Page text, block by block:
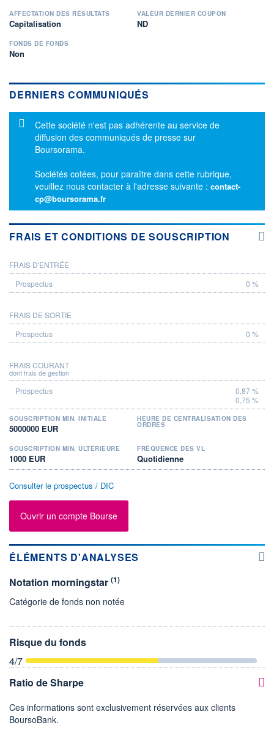
AFFECTATION DES RÉSULTATS
Capitalisation
VALEUR DERNIER COUPON
ND
FONDS DE FONDS
Non
DERNIERS COMMUNIQUÉS
Message d'information
Cette société n'est pas adhérente au service de
diffusion des communiqués de presse sur
Boursorama.
Sociétés cotées, pour paraître dans cette rubrique,
veuillez nous contacter à l'adresse suivante : contact-
cp@boursorama.fr
FRAIS ET CONDITIONS DE SOUSCRIPTION
PROSPECTUS
FRAIS D'ENTRÉE
0 %
FRAIS DE SORTIE
0 %
FRAIS COURANT
dont frais de gestion
0,87 %
0,75 %
SOUSCRIPTION MIN. INITIALE
5000000 EUR
HEURE DE CENTRALISATION DES
ORDRES
SOUSCRIPTION MIN. ULTÉRIEURE
1000 EUR
FRÉQUENCE DES VL
Quotidienne
Consulter le prospectus / DIC
Ouvrir un compte Bourse
ÉLÉMENTS D'ANALYSES
Notation morningstar (1)
Catégorie de fonds non notée
Risque du fonds
4/7
Ratio de Sharpe
Ces informations sont exclusivement réservées aux clients
BoursoBank.